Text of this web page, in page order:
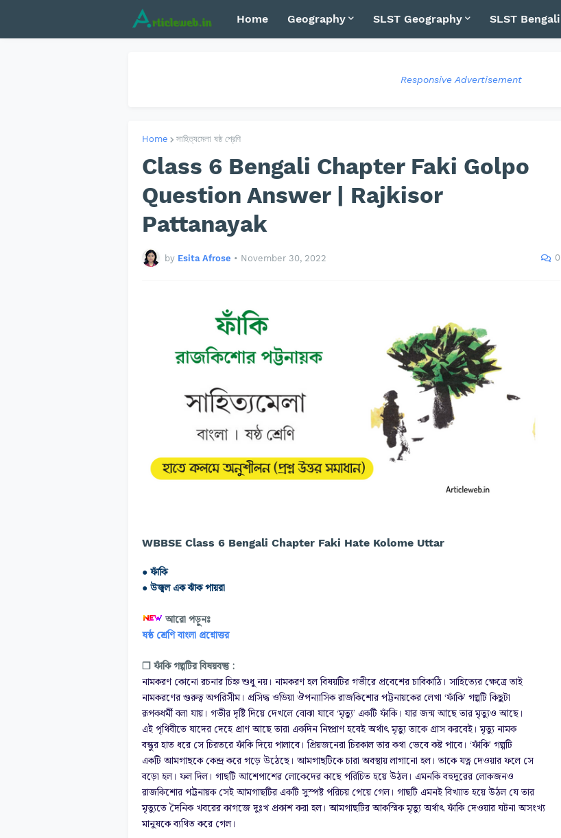
Home Geography SLST Geography SLST Bengali
Responsive Advertisement
Home সাহিত্যমেলা ষষ্ঠ শ্রেণি
Class 6 Bengali Chapter Faki Golpo
Question Answer | Rajkisor
Pattanayak
by Esita Afrose • November 30, 2022 0
WBBSE Class 6 Bengali Chapter Faki Hate Kolome Uttar
● ফাঁকি
● উজ্বল এক ঝাঁক পায়রা
আরো পড়ুনঃ
ষষ্ঠ শ্রেণি বাংলা প্রশ্নোত্তর
❐ফাঁকিগল্পটিরবিষয়বস্তু :
নামকরণ কোনো রচনার চিহ্ন শুধু নয়। নামকরণ হল বিষয়টির গভীরে প্রবেশের চাবিকাঠি। সাহিত্যের ক্ষেত্রেতাই
নামকরণের গুরুত্ব অপরিসীম। প্রসিদ্ধ ওডিয়া ঔপন্যাসিক রাজকিশোর পট্টনায়কের লেখা ‘ফাঁকি’ গল্পটি কিছুটা
রূপকধর্মী বলা যায়। গভীর দৃষ্টি দিয়ে দেখলে বোঝা যাবে ‘মৃত্যু’ একটি ফাঁকি। যার জন্ম আছে তার মৃত্যুও আছে।
এই পৃথিবীতে যাদের দেহে প্রাণ আছে তারা একদিন নিষ্প্রাণ হবেই অর্থাৎ মৃত্যু তাকে গ্রাস করবেই। মৃত্যু নামক
বন্ধুর হাত ধরে সে চিরতরে ফাঁকি দিয়ে পালাবে। প্রিয়জনেরা চিরকাল তার কথা ভেবে কষ্ট পাবে। ‘ফাঁকি’ গল্পটি
একটি আমগাছকে কেন্দ্র করে গড়ে উঠেছে। আমগাছটিকে চারা অবস্থায় লাগানো হল। তাকে যত্ন দেওয়ার ফলে সে
বড়ো হল। ফল দিল। গাছটি আশেপাশের লোকেদের কাছে পরিচিত হয়ে উঠল। এমনকি বহুদূরের লোকজনও
রাজকিশোর পট্টনায়কসেই আমগাছটির একটি সুস্পষ্ট পরিচয় পেয়ে গেল। গাছটি এমনই বিখ্যাত হয়ে উঠল যে তার
মৃত্যুতে দৈনিকখবরের কাগজে দুঃখ প্রকাশ করা হল। আমগাছটির আকস্মিক মৃত্যু অর্থাৎ ফাঁকি দেওয়ার ঘটনা অসংখ্য
মানুষকেব্যথিত করে গেল।